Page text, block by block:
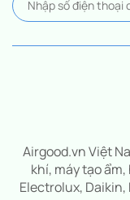
Airgood.vn Việt
khí, máy tạo
Electrolux,